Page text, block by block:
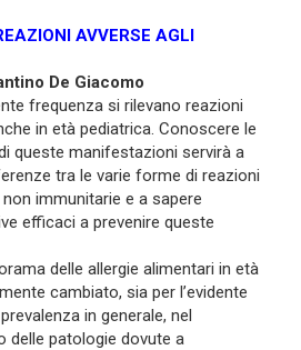
AVVERSE AGLI
De Giacomo
frequenza si rilevano reazioni
in età pediatrica. Conoscere le
queste manifestazioni servirà a
tra le varie forme di reazioni
immunitarie e a sapere
efficaci a prevenire queste
delle allergie alimentari in età
cambiato, sia per l’evidente
in generale, nel
delle patologie dovute a